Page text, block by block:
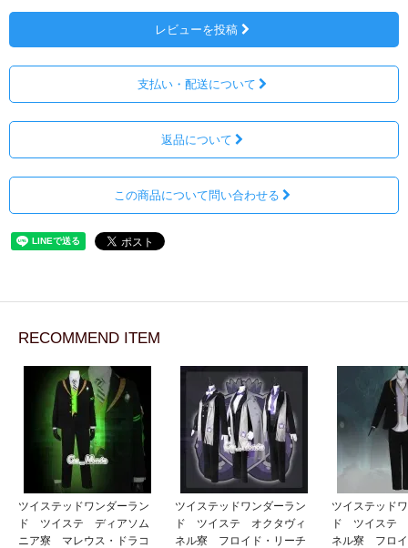
レビューを投稿
支払い・配送について
返品について
この商品について問い合わせる
RECOMMEND ITEM
ツイステッドワンダーラン
ド ツイステ ディアソム
ニア寮 マレウス・ドラコ
ツイステッドワンダーラン
ド ツイステ オクタヴィ
ネル寮 フロイド・リーチ
ツイステッド
ド ツイステ
ネル寮 フロイ